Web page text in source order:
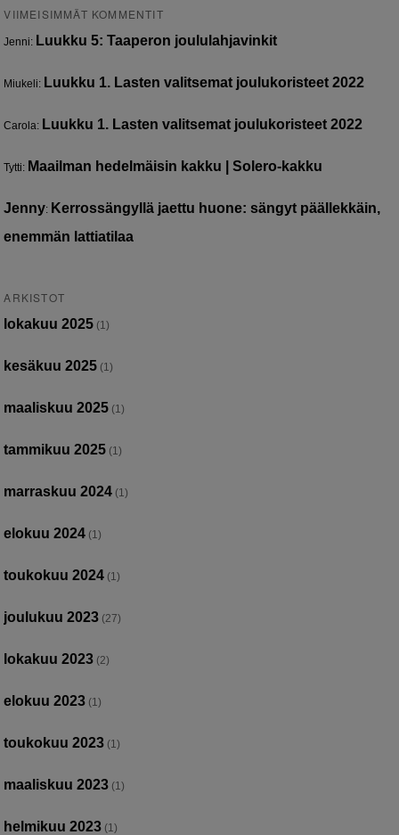
VIIMEISIMMÄT KOMMENTIT
Jenni: Luukku 5: Taaperon joululahjavinkit
Miukeli: Luukku 1. Lasten valitsemat joulukoristeet 2022
Carola: Luukku 1. Lasten valitsemat joulukoristeet 2022
Tytti: Maailman hedelmäisin kakku | Solero-kakku
Jenny: Kerrossängyllä jaettu huone: sängyt päällekkäin,
enemmän lattiatilaa
ARKISTOT
lokakuu 2025 (1)
kesäkuu 2025 (1)
maaliskuu 2025 (1)
tammikuu 2025 (1)
marraskuu 2024 (1)
elokuu 2024 (1)
toukokuu 2024 (1)
joulukuu 2023 (27)
lokakuu 2023 (2)
elokuu 2023 (1)
toukokuu 2023 (1)
maaliskuu 2023 (1)
helmikuu 2023 (1)